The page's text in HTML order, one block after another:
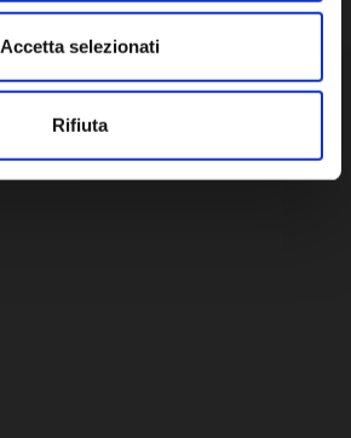
Accetta selezionati
Rifiuta